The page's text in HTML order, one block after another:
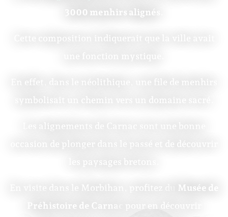
3000 menhirs alignés
Cette composition indiquerait que la ville avait
En effet, dans le néolithique, une file de menhirs
Les alignements de Carnac sont une bonne
En visite dans le Morbihan, profitez du
Musée de
Préhistoire de Carnac